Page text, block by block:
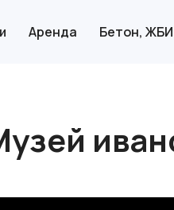
Аренда Бетон, ЖБИ